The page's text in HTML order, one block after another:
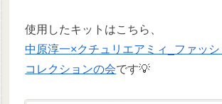
使用したキットはこちら、
中原淳一×クチュリエアミィ_ファッ
コレクションの会です💡